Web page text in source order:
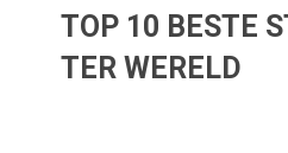
TOP 10 BESTE
TER WERELD